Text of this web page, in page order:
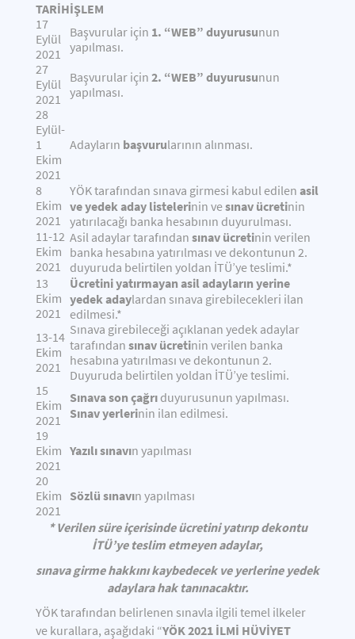
TARİHİŞLEM
17
Eylül
2021
Başvurular için 1. “WEB” duyurusunun
yapılması.
27
Eylül
2021
Başvurular için 2. “WEB” duyurusunun
yapılması.
28
Eylül-
1
Ekim
2021
Adayların başvurularının alınması.
8
Ekim
2021
YÖK tarafından sınava girmesi kabul edilen asil
ve yedek aday listelerinin vesınav ücretinin
yatırılacağı banka hesabının duyurulması.
11-12
Ekim
2021
Asil adaylar tarafından sınav ücretinin verilen
banka hesabına yatırılması ve dekontunun 2.
duyuruda belirtilen yoldan İTÜ’ye teslimi.*
13
Ekim
2021
Ücretini yatırmayan asil adayların yerine
yedek adaylardan sınava girebilecekleri ilan
edilmesi.*
13-14
Ekim
2021
Sınava girebileceği açıklanan yedek adaylar
tarafından sınav ücretinin verilen banka
hesabına yatırılması ve dekontunun 2.
Duyuruda belirtilen yoldan İTÜ’ye teslimi.
15
Ekim
2021
Sınava son çağrı duyurusunun yapılması.
Sınav yerlerinin ilan edilmesi.
19
Ekim
2021
Yazılı sınavın yapılması
20
Ekim
2021
Sözlü sınavın yapılması
* Verilen süre içerisinde ücretini yatırıp dekontu
İTÜ’ye teslim etmeyen adaylar,
sınava girme hakkını kaybedecek ve yerlerine yedek
adaylara hak tanınacaktır.
YÖK tarafından belirlenen sınavla ilgili temel ilkeler
ve kurallara, aşağıdaki “YÖK 2021 İLMİ HÜVİYET